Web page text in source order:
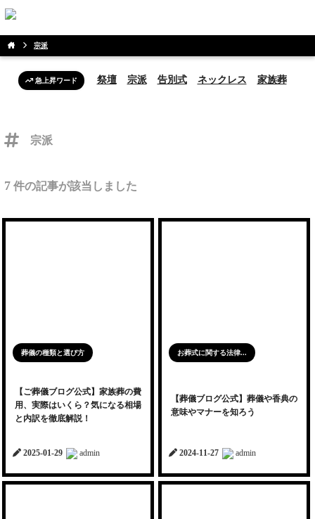
宗派
急上昇ワード 祭壇 宗派 告別式 ネックレス 家族葬
宗派
7 件の記事が該当しました
葬儀の種類と選び方
【ご葬儀ブログ公式】家族葬の費
用、実際はいくら？気になる相場
と内訳を徹底解説！
2025-01-29 admin
お葬式に関する法律...
【葬儀ブログ公式】葬儀や香典の
意味やマナーを知ろう
2024-11-27 admin